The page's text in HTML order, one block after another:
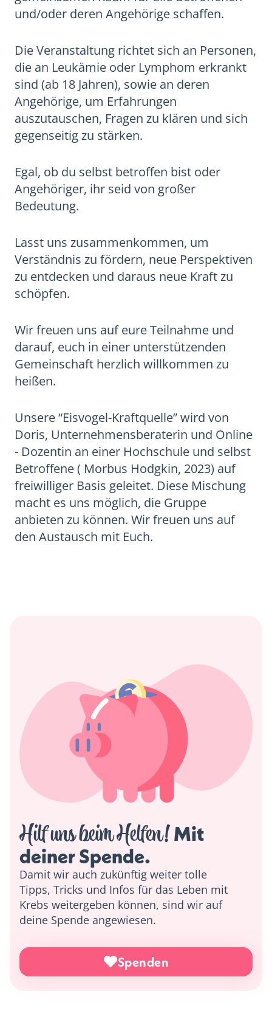
und/oder deren Angehörige schaffen.
Die Veranstaltung richtet sich an Personen,
die an Leukämie oder Lymphom erkrankt
sind (ab 18 Jahren), sowie an deren
Angehörige, um Erfahrungen
auszutauschen, Fragen zu klären und sich
gegenseitig zu stärken.
Egal, ob du selbst betroffen bist oder
Angehöriger, ihr seid von großer
Bedeutung.
Lasst uns zusammenkommen, um
Verständnis zu fördern, neue Perspektiven
zu entdecken und daraus neue Kraft zu
schöpfen.
Wir freuen uns auf eure Teilnahme und
darauf, euch in einer unterstützenden
Gemeinschaft herzlich willkommen zu
heißen.
Unsere “Eisvogel-Kraftquelle” wird von
Doris, Unternehmensberaterin und Online
- Dozentin an einer Hochschule und selbst
Betroffene ( Morbus Hodgkin, 2023) auf
freiwilliger Basis geleitet. Diese Mischung
macht es uns möglich, die Gruppe
anbieten zu können. Wir freuen uns auf
den Austausch mit Euch.
Hilf uns beim Helfen! Mit
deiner Spende.
Damit wir auch zukünftig weiter tolle
Tipps, Tricks und Infos für das Leben mit
Krebs weitergeben können, sind wir auf
deine Spende angewiesen.
Spenden